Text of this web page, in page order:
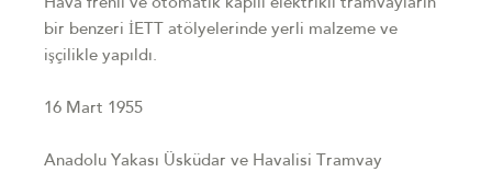
Hava frenli ve otomatik kapılı elektrikli tramvayların
bir benzeri İETT atölyelerinde yerli malzeme ve
işçilikle yapıldı.
16 Mart 1955
Anadolu Yakası Üsküdar ve Havalisi Tramvay